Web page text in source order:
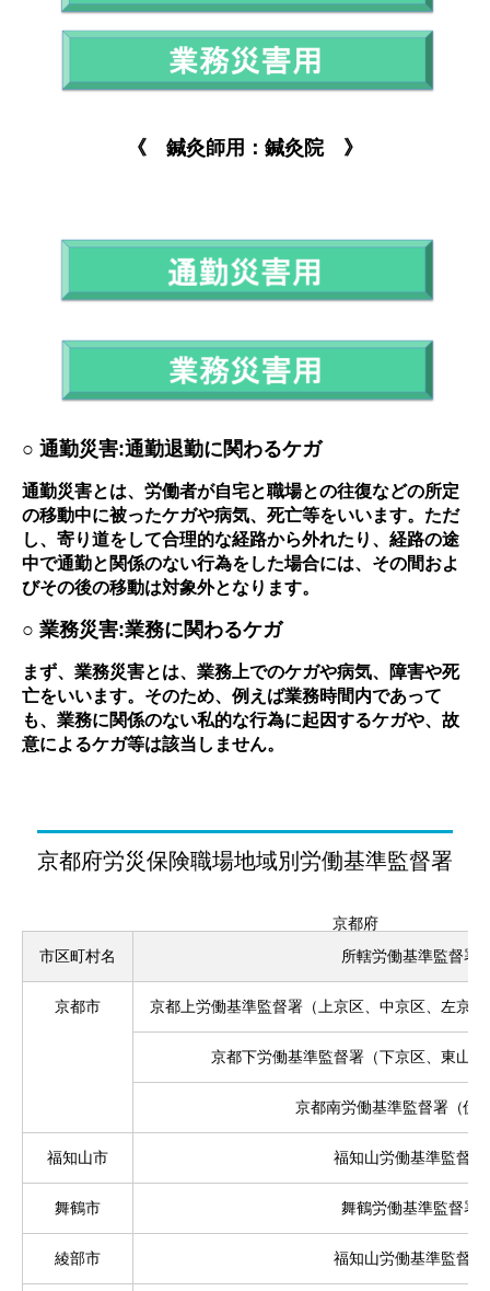
《 鍼灸師用：鍼灸院 》
○ 通勤災害:通勤退勤に関わるケガ
通勤災害とは、労働者が自宅と職場との往復などの所定
の移動中に被ったケガや病気、死亡等をいいます。ただ
し、寄り道をして合理的な経路から外れたり、経路の途
中で通勤と関係のない行為をした場合には、その間およ
びその後の移動は対象外となります。
○ 業務災害:業務に関わるケガ
まず、業務災害とは、業務上でのケガや病気、障害や死
亡をいいます。そのため、例えば業務時間内であって
も、業務に関係のない私的な行為に起因するケガや、故
意によるケガ等は該当しません。
京都府労災保険職場地域別労働基準監督署
京都府
市区町村名
所轄労働基準監督署
京都市 京都上労働基準監督署（上京区、中京区、左京
京都下労働基準監督署（下京区、東山
京都南労働基準監督署（伏
福知山市 福知山労働基準監督署
舞鶴市 舞鶴労働基準監督署
綾部市 福知山労働基準監督署